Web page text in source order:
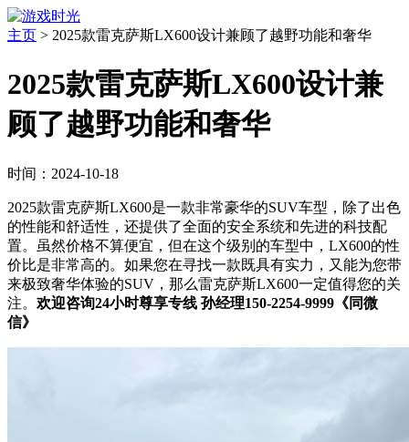
主页 > 2025款雷克萨斯LX600设计兼顾了越野功能和奢华
2025款雷克萨斯LX600设计兼
顾了越野功能和奢华
时间：2024-10-18
2025款雷克萨斯LX600是一款非常豪华的SUV车型，除了出色
的性能和舒适性，还提供了全面的安全系统和先进的科技配
置。虽然价格不算便宜，但在这个级别的车型中，LX600的性
价比是非常高的。如果您在寻找一款既具有实力，又能为您带
来极致奢华体验的SUV，那么雷克萨斯LX600一定值得您的关
注。 欢迎咨询24小时尊享专线 孙经理150-2254-9999《同微
信》